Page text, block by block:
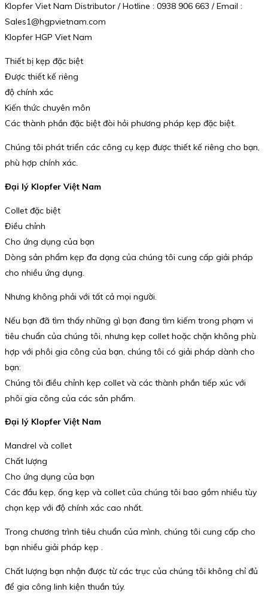
Klopfer Viet Nam Distributor / Hotline : 0938 906 663 / Email :
Sales1@hgpvietnam.com
Klopfer HGP Viet Nam
Thiết bị kẹp đặc biệt
Được thiết kế riêng
độ chính xác
Kiến thức chuyên môn
Các thành phần đặc biệt đòi hỏi phương pháp kẹp đặc biệt.
Chúng tôi phát triển các công cụ kẹp được thiết kế riêng cho bạn,
phù hợp chính xác.
Đại lý Klopfer Việt Nam
Collet đặc biệt
Điều chỉnh
Cho ứng dụng của bạn
Dòng sản phẩm kẹp đa dạng của chúng tôi cung cấp giải pháp
cho nhiều ứng dụng.
Nhưng không phải với tất cả mọi người.
Nếu bạn đã tìm thấy những gì bạn đang tìm kiếm trong phạm vi
tiêu chuẩn của chúng tôi, nhưng kẹp collet hoặc chặn không phù
hợp với phôi gia công của bạn, chúng tôi có giải pháp dành cho
bạn:
Chúng tôi điều chỉnh kẹp collet và các thành phần tiếp xúc với
phôi gia công của các sản phẩm.
Đại lý Klopfer Việt Nam
Mandrel và collet
Chất lượng
Cho ứng dụng của bạn
Các đầu kẹp, ống kẹp và collet của chúng tôi bao gồm nhiều tùy
chọn kẹp với độ chính xác cao nhất.
Trong chương trình tiêu chuẩn của mình, chúng tôi cung cấp cho
bạn nhiều giải pháp kẹp .
Chất lượng bạn nhận được từ các trục của chúng tôi không chỉ đủ
để gia công linh kiện thuần túy.